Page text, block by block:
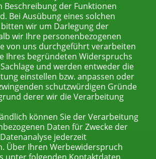
Beschreibung der Funktionen
Bei Ausübung eines solchen
wir um Darlegung der
wir Ihre personenbezogenen
von uns durchgeführt verarbeiten
Ihres begründeten Widerspruchs
und werden entweder die
einstellen bzw. anpassen oder
schutzwürdigen Gründe
derer wir die Verarbeitung
können Sie der Verarbeitung
Daten für Zwecke der
jederzeit
Über Ihren Werbewiderspruch